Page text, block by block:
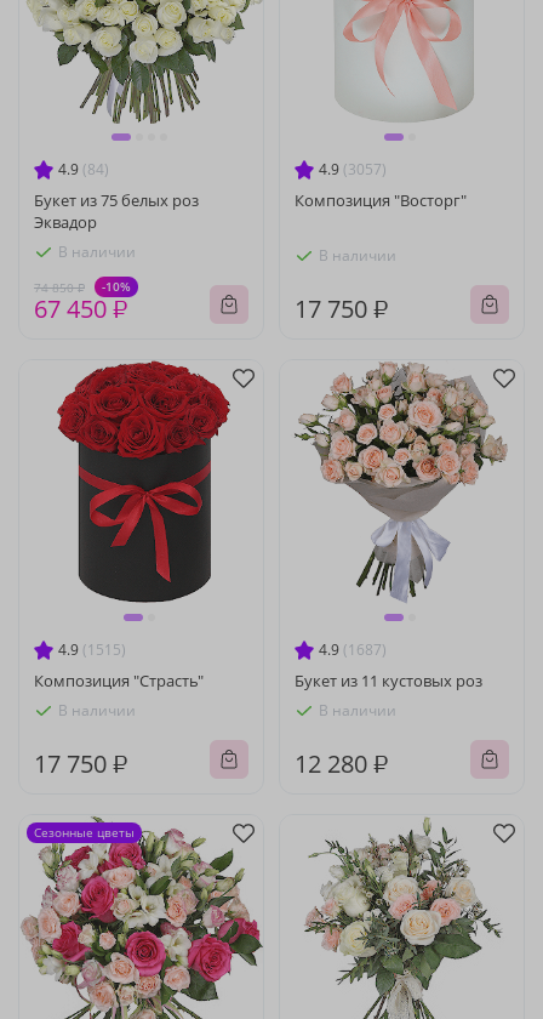
4.9 (84)
Букет из 75 белых роз
Эквадор
В наличии
74 850 ₽ -10%
67 450 ₽
4.9 (3057)
Композиция "Восторг"
В наличии
17 750 ₽
4.9 (1515)
Композиция "Страсть"
В наличии
17 750 ₽
4.9 (1687)
Букет из 11 кустовых роз
В наличии
12 280 ₽
Сезонные цветы